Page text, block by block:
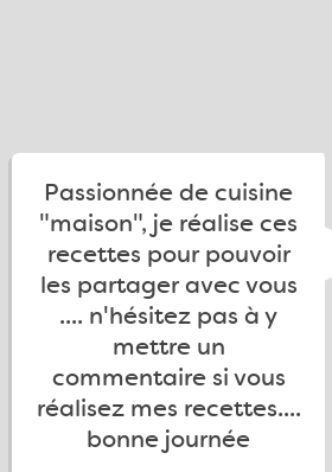
Passionnée de cuisine
"maison", je réalise ces
recettes pour pouvoir
les partager avec vous
.... n'hésitez pas à y
mettre un
commentaire si vous
réalisez mes recettes....
bonne journée